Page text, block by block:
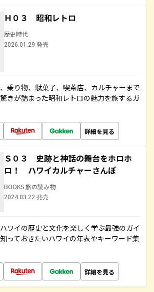
Ｈ０３ 昭和レトロ
歴史時代
2026.01.29 発売
乗り物、駄菓子、喫茶店、カルチャーまで
きが詰まった昭和レトロの魅力を旅するガ
詳細を見る
Ｓ０３ 史跡と神話の舞台をホロホ
ロ！ ハワイカルチャーさんぽ
BOOKS 旅の読み物
2024.03.22 発売
ワイの歴史と文化を楽しく学ぶ最強のガイ
っておきたいハワイの年表やキーワード集
詳細を見る